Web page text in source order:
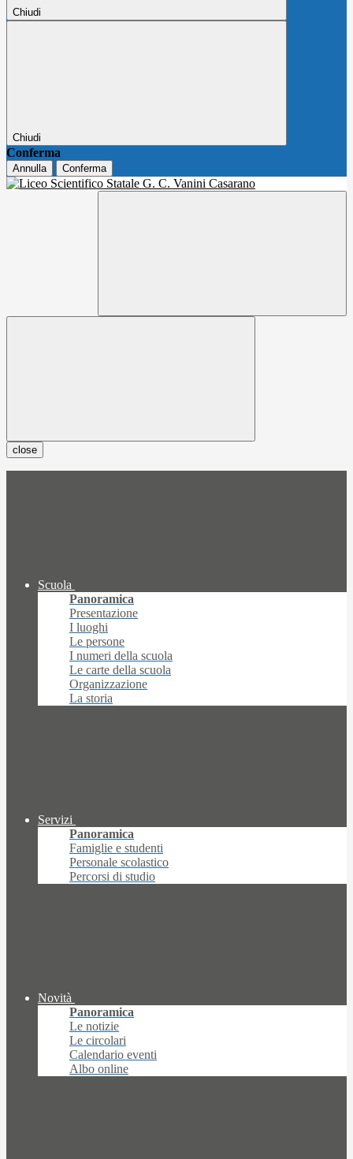
Chiudi
Chiudi
Conferma
Annulla Conferma
close
Scuola
Panoramica
Presentazione
I luoghi
Le persone
I numeri della scuola
Le carte della scuola
Organizzazione
La storia
Servizi
Panoramica
Famiglie e studenti
Personale scolastico
Percorsi di studio
Novità
Panoramica
Le notizie
Le circolari
Calendario eventi
Albo online